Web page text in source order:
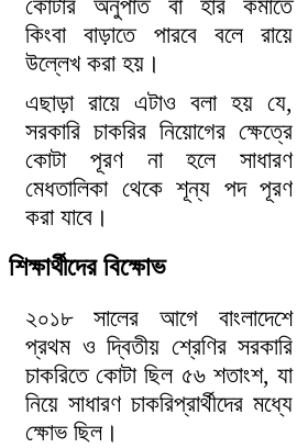
কোটার অনুপাত বা হার কমাতে
কিংবা বাড়াতে পারবে বলে রায়ে
উল্লেখ করা হয়।
এছাড়া রায়ে এটাও বলা হয় যে,
সরকারি চাকরির নিয়োগের ক্ষেত্রে
কোটা পূরণ না হলে সাধারণ
মেধতালিকা থেকে শূন্য পদ পূরণ
করা যাবে।
শিক্ষার্থীদের বিক্ষোভ
২০১৮ সালের আগে বাংলাদেশে
প্রথম ও দ্বিতীয় শ্রেণির সরকারি
চাকরিতে কোটা ছিল ৫৬ শতাংশ, যা
নিয়ে সাধারণ চাকরিপ্রার্থীদের মধ্যে
ক্ষোভ ছিল।